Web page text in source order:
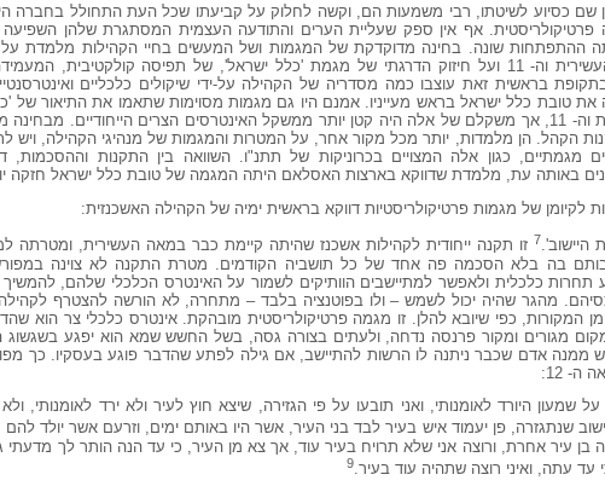
שם כסיוע לשיטתו, רבי משמעות הם, וקשה לחלוק על קביעתו שכל העת התחולל בחברה
פרטיקולריסטית. אף אין ספק שעליית הערים והתודעה העצמית המסתגרת שלהן השפיעה
ההתפתחות שונה. בחינה מדוקדקת של המגמות ושל המעשים בחיי הקהילות מלמדת על
מובהקת כבר במאות העשירית וה- 11 ועל חיזוק הדרגתי של מגמת 'כלל ישראל', של תפיסה
ה- 12 וה- 13. בתקופת בראשית זאת עוצבו כמה מסדריה של הקהילה על-ידי שיקולים כלכליים
את טובת כלל ישראל בראש מעייניו. אמנם היו גם מגמות מסוימות שתאמו את התיאור
כבר אז, במאות העשירית וה- 11, אך משקלם של אלה היה קטן יותר ממשקל האינטרסים הצרים הייחודיים.
הקהל. הן מלמדות, יותר מכל מקור אחר, על המטרות והמגמות של מנהיגי הקהילה, ויש
מגמתיים, כגון אלה המצויים בכרוניקות של תתנ"ו. השוואה בין התקנות וההסכמות,
באותה עת, מלמדת שדווקא בארצות האסלאם היתה המגמה של טובת כלל ישראל חזקה
לקיומן של מגמות פרטיקולריסטיות דווקא בראשית ימיה של הקהילה האשכנזית:
היישוב'.7 זו תקנה ייחודית לקהילות אשכנז שהיתה קיימת כבר במאה העשירית, ומטרתה
בה בלא הסכמה פה אחד של כל תושביה הקודמים. מטרת התקנה לא צוינה
תחרות כלכלית ולאפשר למתיישבים הוותיקים לשמור על האינטרס הכלכלי שלהם, להמשיך
מהגר שהיה יכול לשמש – ולו בפוטנציה בלבד – מתחרה, לא הורשה להצטרף
המקורות, כפי שיובא להלן. זו מגמה פרטיקולריסטית מובהקת. אינטרס כלכלי צר הוא
מגורים ומקור פרנסה נדחה, ולעתים בצורה גסה, בשל החשש שמא הוא יפגע בשגשוג
ממנה אדם שכבר ניתנה לו הרשות להתיישב, אם גילה לפתע שהדבר פוגע בעסקיו. כך
12:
על שמעון היורד לאומנותי, ואני תובעו על פי הגזירה, שיצא חוץ לעיר ולא ירד לאומנותי,
שנתגזרה, פן יעמוד איש בעיר לבד בני העיר, אשר היו באותם ימים, וזרעם אשר יולד להם
בן עיר אחרת, ורוצה אני שלא תרויח בעיר עוד, אך צא מן העיר, כי עד הנה הותר לך מדעתי
עד עתה, ואיני רוצה שתהיה עוד בעיר. 9